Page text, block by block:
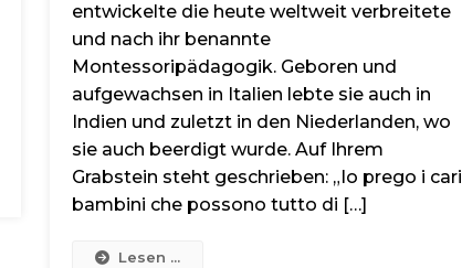
entwickelte die heute weltweit verbreitete
und nach ihr benannte
Montessoripädagogik. Geboren und
aufgewachsen in Italien lebte sie auch in
Indien und zuletzt in den Niederlanden, wo
sie auch beerdigt wurde. Auf Ihrem
Grabstein steht geschrieben: „Io prego i cari
bambini che possono tutto di […]
Lesen ...